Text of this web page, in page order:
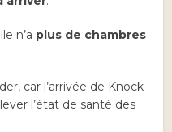
n’a plus de chambres
car l’arrivée de Knock
l’état de santé des